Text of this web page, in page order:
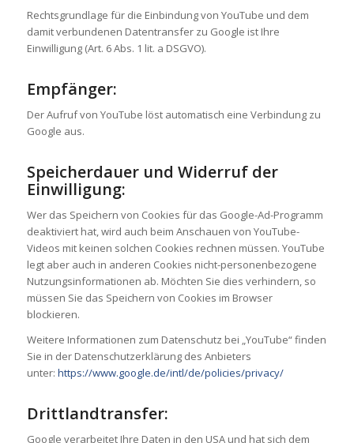
Rechtsgrundlage für die Einbindung von YouTube und dem
damit verbundenen Datentransfer zu Google ist Ihre
Einwilligung (Art. 6 Abs. 1 lit. a DSGVO).
Empfänger:
Der Aufruf von YouTube löst automatisch eine Verbindung zu
Google aus.
Speicherdauer und Widerruf der
Einwilligung:
Wer das Speichern von Cookies für das Google-Ad-Programm
deaktiviert hat, wird auch beim Anschauen von YouTube-
Videos mit keinen solchen Cookies rechnen müssen. YouTube
legt aber auch in anderen Cookies nicht-personenbezogene
Nutzungsinformationen ab. Möchten Sie dies verhindern, so
müssen Sie das Speichern von Cookies im Browser
blockieren.
Weitere Informationen zum Datenschutz bei „YouTube“ finden
Sie in der Datenschutzerklärung des Anbieters
unter: https://www.google.de/intl/de/policies/privacy/
Drittlandtransfer:
Google verarbeitet Ihre Daten in den USA und hat sich dem